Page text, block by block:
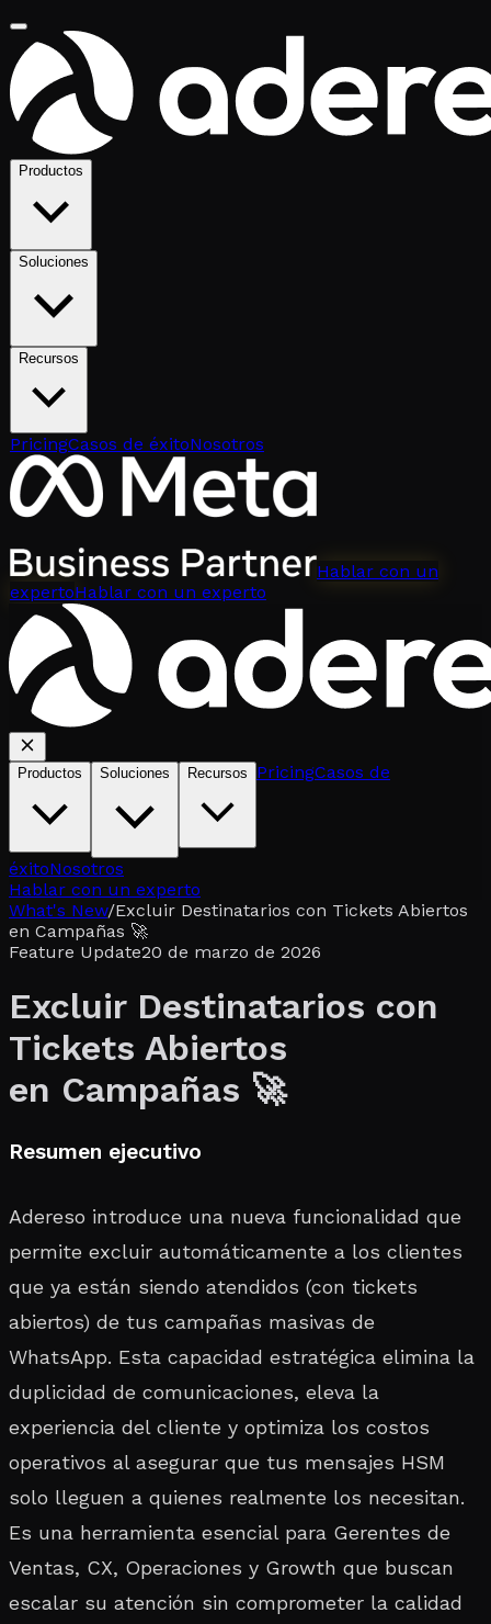
Productos
Soluciones
Recursos
PricingCasos de éxitoNosotros
Hablar con un
expertoHablar con un experto
Productos Soluciones Recursos PricingCasos de
éxitoNosotros
Hablar con un experto
What's New/Excluir Destinatarios con Tickets Abiertos
en Campañas 🚀
Feature Update20 de marzo de 2026
Excluir Destinatarios con
Tickets Abiertos
en Campañas 🚀
Resumen ejecutivo
Adereso introduce una nueva funcionalidad que
permite excluir automáticamente a los clientes
que ya están siendo atendidos (con tickets
abiertos) de tus campañas masivas de
WhatsApp. Esta capacidad estratégica elimina la
duplicidad de comunicaciones, eleva la
experiencia del cliente y optimiza los costos
operativos al asegurar que tus mensajes HSM
solo lleguen a quienes realmente los necesitan.
Es una herramienta esencial para Gerentes de
Ventas, CX, Operaciones y Growth que buscan
escalar su atención sin comprometer la calidad